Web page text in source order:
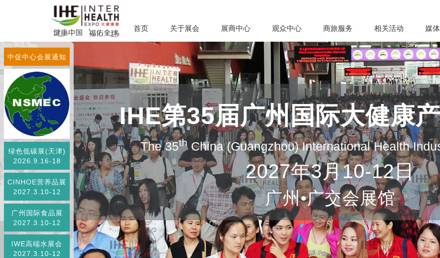
首页 关于展会 展商中心 观众中心 商旅服务 相关活动 媒
IHE第35届广州国际大健康
The 35thChina (Guangzhou) International Health
2027年3月10-12日
广州•广交会展馆
中促中心会展通知
绿色低碳展(天津)
2026.9.16-18
CINHOE营养品展
2027.3.10-12
广州国际食品展
2027.3.10-12
IWE高端水展会
2027.3.10-12